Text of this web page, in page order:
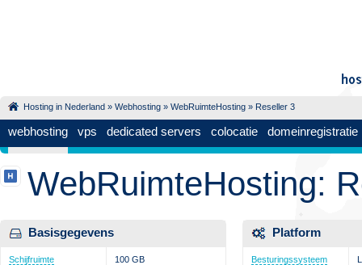
Hosting in Nederland » Webhosting » WebRuimteHosting » Reseller 3
webhosting vps dedicated servers colocatie domeinregistratie
WebRuimteHosting:
Basisgegevens
Schijfruimte 100 GB
Platform
Besturingssysteem